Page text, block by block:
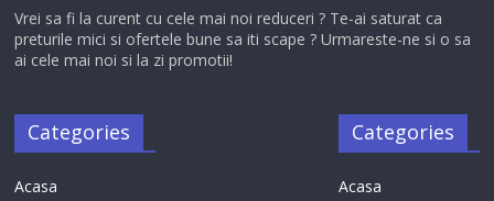
Vrei sa fi la curent cu cele mai noi reduceri ? Te-ai saturat ca
preturile mici si ofertele bune sa iti scape ? Urmareste-ne si o sa
ai cele mai noi si la zi promotii!
Categories
Acasa
Categories
Acasa